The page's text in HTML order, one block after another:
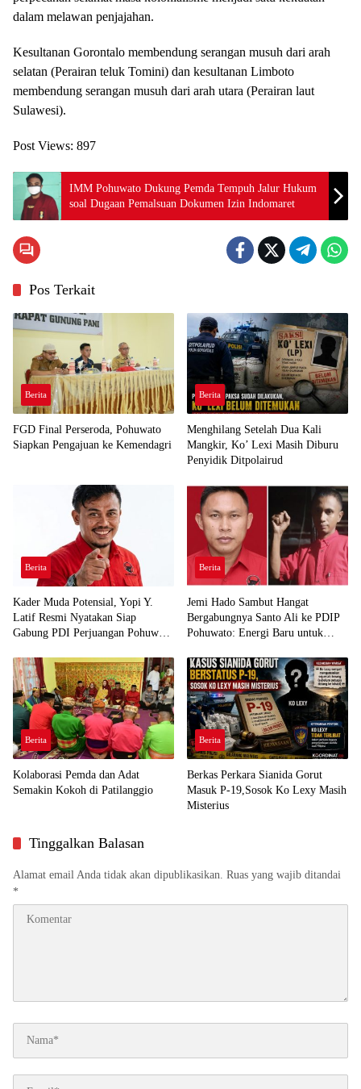
dalam melawan penjajahan.
Kesultanan Gorontalo membendung serangan musuh dari arah
selatan (Perairan teluk Tomini) dan kesultanan Limboto
membendung serangan musuh dari arah utara (Perairan laut
Sulawesi).
Post Views: 897
IMM Pohuwato Dukung Pemda Tempuh Jalur Hukum
soal Dugaan Pemalsuan Dokumen Izin Indomaret
Pos Terkait
Berita
FGD Final Perseroda, Pohuwato
Siapkan Pengajuan ke Kemendagri
Berita
Menghilang Setelah Dua Kali
Mangkir, Ko’ Lexi Masih Diburu
Penyidik Ditpolairud
Berita
Kader Muda Potensial, Yopi Y.
Latif Resmi Nyatakan Siap
Gabung PDI Perjuangan Pohuwato
Berita
Jemi Hado Sambut Hangat
Bergabungnya Santo Ali ke PDIP
Pohuwato: Energi Baru untuk
Berita
Kolaborasi Pemda dan Adat
Semakin Kokoh di Patilanggio
Berita
Berkas Perkara Sianida Gorut
Masuk P-19,Sosok Ko Lexy Masih
Misterius
Tinggalkan Balasan
Alamat email Anda tidak akan dipublikasikan. Ruas yang wajib ditandai
*